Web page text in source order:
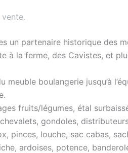
.
un partenaire historique des
à la ferme, des Cavistes, et
boulangerie jusqu’à
fruits/légumes, étal
gondoles,
pinces, louche, sac cabas,
ardoises, potence,